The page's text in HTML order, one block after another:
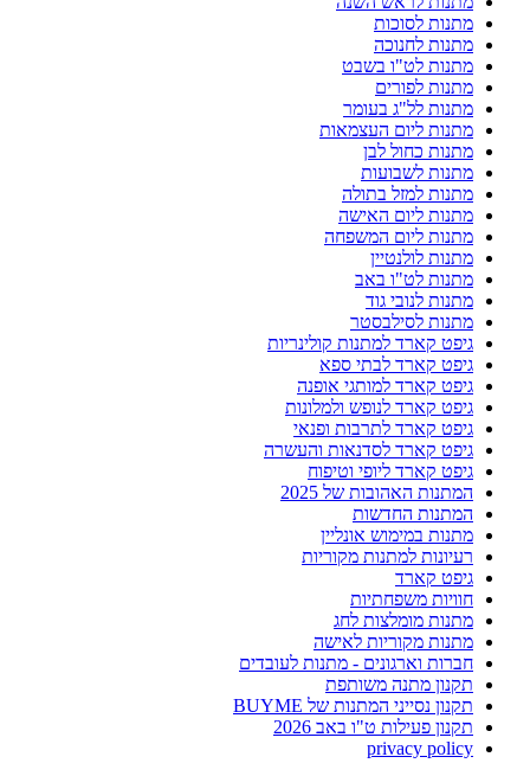
מתנות לסוכות
מתנות לחנוכה
מתנות לט"ו בשבט
מתנות לפורים
מתנות לל"ג בעומר
מתנות ליום העצמאות
מתנות כחול לבן
מתנות לשבועות
מתנות למזל בתולה
מתנות ליום האישה
מתנות ליום המשפחה
מתנות לולנטיין
מתנות לט"ו באב
מתנות לנובי גוד
מתנות לסילבסטר
גיפט קארד למתנות קולינריות
גיפט קארד לבתי ספא
גיפט קארד למותגי אופנה
גיפט קארד לנופש ולמלונות
גיפט קארד לתרבות ופנאי
גיפט קארד לסדנאות והעשרה
גיפט קארד ליופי וטיפוח
המתנות האהובות של 2025
המתנות החדשות
מתנות במימוש אונליין
רעיונות למתנות מקוריות
גיפט קארד
חוויות משפחתיות
מתנות מומלצות לחג
מתנות מקוריות לאישה
חברות וארגונים - מתנות לעובדים
תקנון מתנה משותפת
תקנון נסייני המתנות של BUYME
תקנון פעילות ט"ו באב 2026
privacy policy